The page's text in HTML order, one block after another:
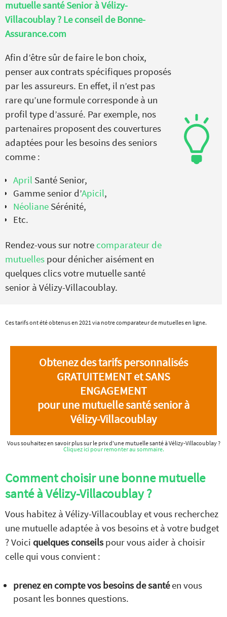
mutuelle santé Senior à Vélizy-
Villacoublay ? Le conseil de Bonne-
Assurance.com
Afin d’être sûr de faire le bon choix,
penser aux contrats spécifiques proposés
par les assureurs. En effet, il n’est pas
rare qu’une formule corresponde à un
profil type d’assuré. Par exemple, nos
partenaires proposent des couvertures
adaptées pour les besoins des seniors
comme :
April Santé Senior,
Gamme senior d’Apicil,
Néoliane Sérénité,
Etc.
Rendez-vous sur notre comparateur de
mutuelles pour dénicher aisément en
quelques clics votre mutuelle santé
senior à Vélizy-Villacoublay.
Ces tarifs ont été obtenus en 2021 via notre comparateur de mutuelles en ligne.
Obtenez des tarifs personnalisés
GRATUITEMENT et SANS
ENGAGEMENT
pour une mutuelle santé senior à
Vélizy-Villacoublay
Vous souhaitez en savoir plus sur le prix d'une mutuelle santé à Vélizy-Villacoublay ?
Cliquez ici pour remonter au sommaire.
Comment choisir une bonne mutuelle
santé à Vélizy-Villacoublay ?
Vous habitez à Vélizy-Villacoublay et vous recherchez
une mutuelle adaptée à vos besoins et à votre budget
? Voici quelques conseils pour vous aider à choisir
celle qui vous convient :
prenez en compte vos besoins de santéen vous
posant les bonnes questions.